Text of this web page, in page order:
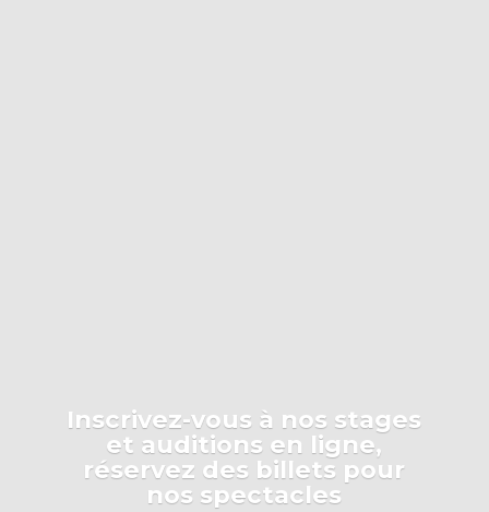
Inscrivez-vous à nos stages
et auditions en ligne,
réservez des billets pour
nos spectacles